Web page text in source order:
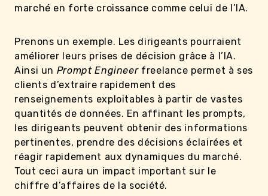
marché en forte croissance comme celui de l’IA.
Prenons un exemple. Les dirigeants pourraient
améliorer leurs prises de décision grâce à l’IA.
Ainsi un Prompt Engineerfreelance permet à ses
clients d’extraire rapidement des
renseignements exploitables à partir de vastes
quantités de données. En affinant les prompts,
les dirigeants peuvent obtenir des informations
pertinentes, prendre des décisions éclairées et
réagir rapidement aux dynamiques du marché.
Tout ceci aura un impact important sur le
chiffre d’affaires de la société.